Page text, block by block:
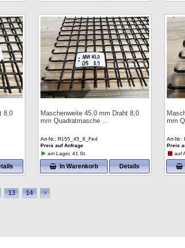
8,0
Maschenweite 45,0 mm Draht 8,0
mm Quadratmasche
Art-Nr.
R155_45_8_Fed
Preis auf Anfrage
am Lager, 41 St.
In Warenkorb Details
mm
Art-Nr.
Preis
auf
13 14